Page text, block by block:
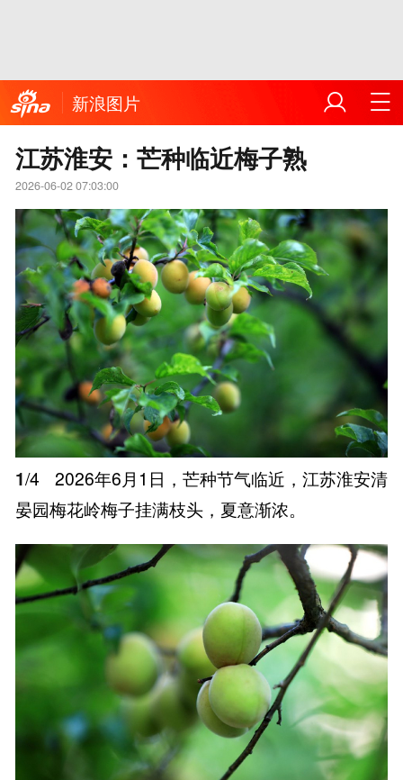
新浪图片
江苏淮安：芒种临近梅子熟
2026-06-02 07:03:00
1/4
2026年6月1日，芒种节气临近，江苏淮安清
晏园梅花岭梅子挂满枝头，夏意渐浓。